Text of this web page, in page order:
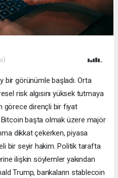
bir görünümle başladı. Orta
risk algısını yüksek tutmaya
görece dirençli bir fiyat
Bitcoin başta olmak üzere majör
dikkat çekerken, piyasa
bir seyir hakim. Politik tarafta
ilişkin söylemler yakından
Trump, bankaların stablecoin